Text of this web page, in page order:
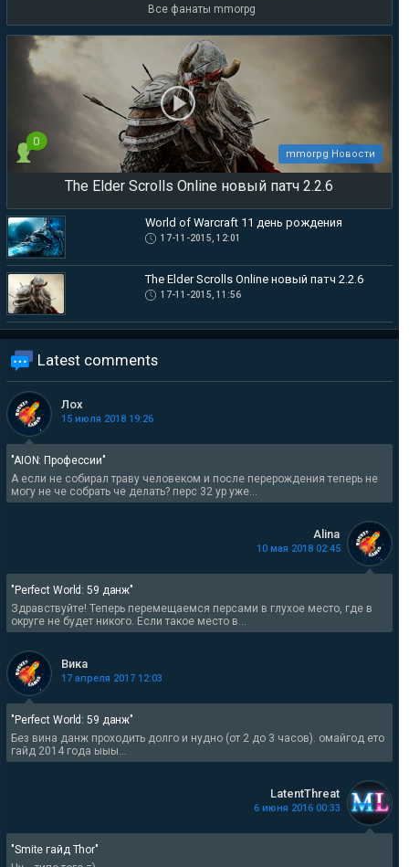
Все фанаты mmorpg
0
mmorpg Новости
The Elder Scrolls Online новый патч 2.2.6
World of Warcraft 11 день рождения
17-11-2015, 12:01
The Elder Scrolls Online новый патч 2.2.6
17-11-2015, 11:56
Latest comments
"AION: Профессии"
А если не собирал траву человеком и после перерождения теперь не
могу не че собрать че делать? перс 32 ур уже...
Лох
15 июля 2018 19:26
"Perfect World: 59 данж"
Здравствуйте! Теперь перемещаемся персами в глухое место, где в
округе не будет никого. Если такое место в...
Alina
10 мая 2018 02:45
"Perfect World: 59 данж"
Без вина данж проходить долго и нудно (от 2 до 3 часов). омайгод ето
гайд 2014 года ыыы...
Вика
17 апреля 2017 12:03
"Smite гайд Thor"
LatentThreat
6 июня 2016 00:33